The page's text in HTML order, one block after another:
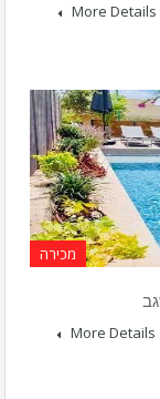
More Details
מכירה
More Details